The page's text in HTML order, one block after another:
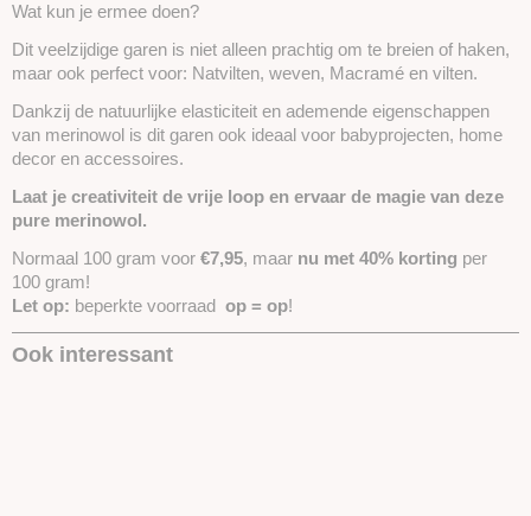
Wat kun je ermee doen?
Dit veelzijdige garen is niet alleen prachtig om te breien of haken,
maar ook perfect voor: Natvilten, weven, Macramé en vilten.
Dankzij de natuurlijke elasticiteit en ademende eigenschappen
van merinowol is dit garen ook ideaal voor babyprojecten, home
decor en accessoires.
Laat je creativiteit de vrije loop en ervaar de magie van deze
pure merinowol.
Normaal 100 gram voor €7,95, maar nu met 40% korting per
100 gram!
Let op: beperkte voorraad op = op!
Ook interessant